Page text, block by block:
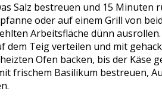
Salz bestreuen und 15
oder auf einem Grill von
Arbeitsfläche dünn ausrollen.
dem Teig verteilen und mit
Ofen backen, bis der Käse
frischem Basilikum bestreuen,